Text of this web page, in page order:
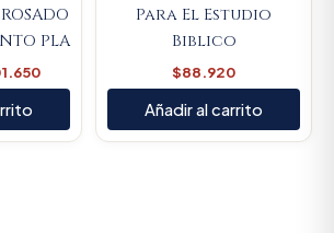
PLA
Para El Estudio
Biblico
$88.920
Añadir al carrito